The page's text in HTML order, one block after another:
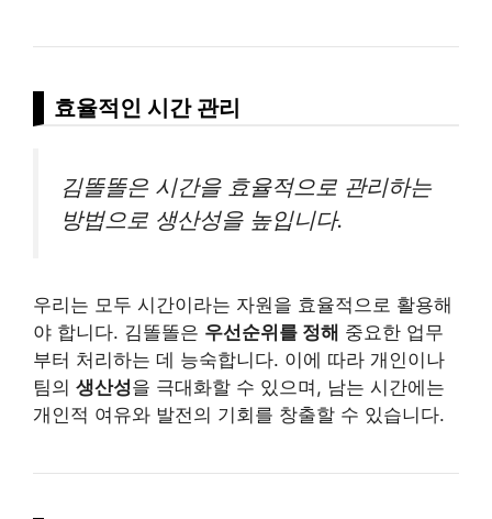
효율적인 시간 관리
김똘똘은 시간을 효율적으로 관리하는
방법으로 생산성을 높입니다.
우리는 모두 시간이라는 자원을 효율적으로 활용해
야 합니다. 김똘똘은 우선순위를 정해 중요한 업무
부터 처리하는 데 능숙합니다. 이에 따라 개인이나
팀의 생산성을 극대화할 수 있으며, 남는 시간에는
개인적 여유와 발전의 기회를 창출할 수 있습니다.